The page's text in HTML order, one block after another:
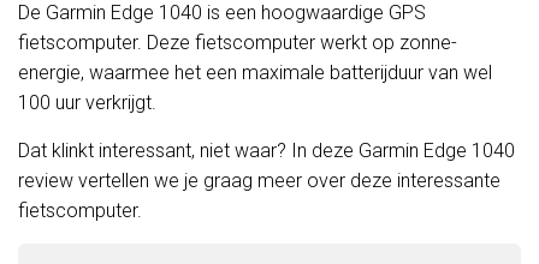
De Garmin Edge 1040 is een hoogwaardige GPS
fietscomputer. Deze fietscomputer werkt op zonne-
energie, waarmee het een maximale batterijduur van wel
100 uur verkrijgt.
Dat klinkt interessant, niet waar? In deze Garmin Edge 1040
review vertellen we je graag meer over deze interessante
fietscomputer.